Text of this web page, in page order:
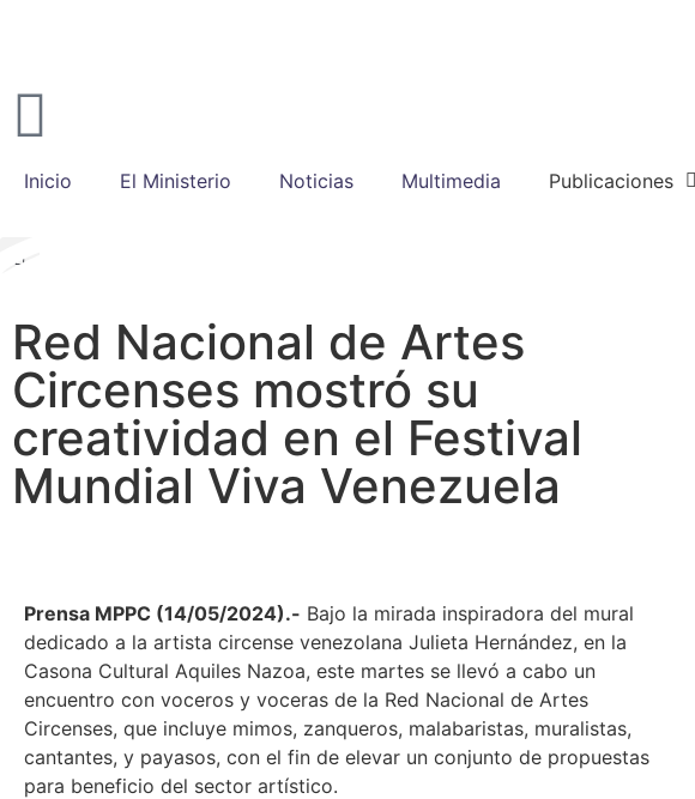
Inicio El Ministerio Noticias Multimedia Publicaciones
Red Nacional de Artes
Circenses mostró su
creatividad en el Festival
Mundial Viva Venezuela
Prensa MPPC (14/05/2024).- Bajo la mirada inspiradora del mural
dedicado a la artista circense venezolana Julieta Hernández, en la
Casona Cultural Aquiles Nazoa, este martes se llevó a cabo un
encuentro con voceros y voceras de la Red Nacional de Artes
Circenses, que incluye mimos, zanqueros, malabaristas, muralistas,
cantantes, y payasos, con el fin de elevar un conjunto de propuestas
para beneficio del sector artístico.